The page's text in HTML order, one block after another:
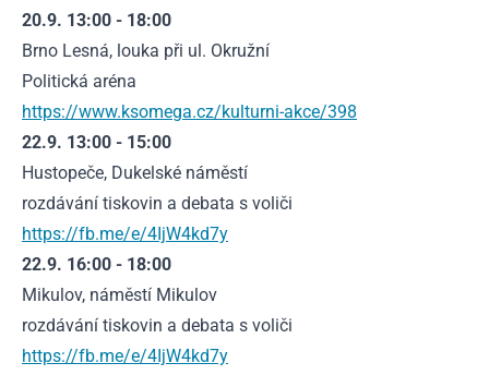
20.9. 13:00 - 18:00
Brno Lesná, louka při ul. Okružní
Politická aréna
https://www.ksomega.cz/kulturni-akce/398
22.9. 13:00 - 15:00
Hustopeče, Dukelské náměstí
rozdávání tiskovin a debata s voliči
https://fb.me/e/4IjW4kd7y
22.9. 16:00 - 18:00
Mikulov, náměstí Mikulov
rozdávání tiskovin a debata s voliči
https://fb.me/e/4IjW4kd7y